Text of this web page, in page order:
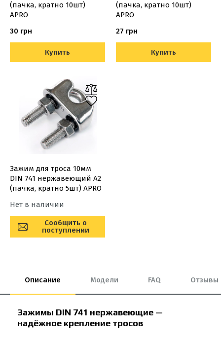
(пачка, кратно 10шт)
APRO
30 грн
Купить
(пачка, кратно 10шт)
APRO
27 грн
Купить
Зажим для троса 10мм
DIN 741 нержавеющий А2
(пачка, кратно 5шт) APRO
Нет в наличии
Сообщить о
поступлении
Описание Модели FAQ Отзывы
Зажимы DIN 741 нержавеющие —
надёжное крепление тросов